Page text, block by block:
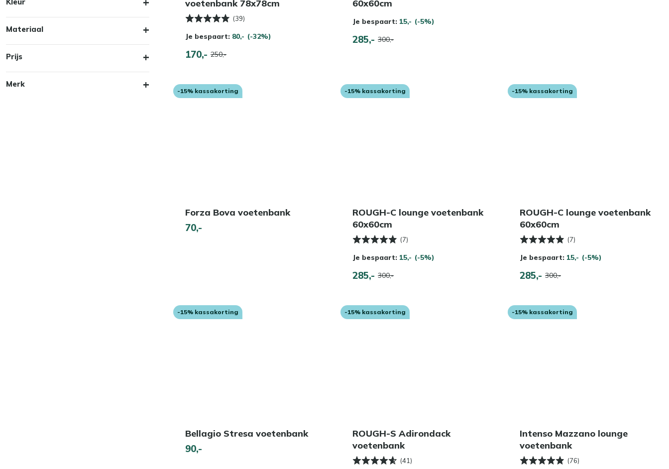
Materiaal
Prijs
Merk
voetenbank 78x78cm
(39)
Je bespaart: 80,- (-32%)
170,- 250,-
60x60cm
Je bespaart: 15,- (-5%)
285,- 300,-
-15% kassakorting
Forza Bova voetenbank
70,-
-15% kassakorting
ROUGH-C lounge voetenbank
60x60cm
(7)
Je bespaart: 15,- (-5%)
285,- 300,-
-15% kassakorting
ROUGH-C lounge voetenbank
60x60cm
(7)
Je bespaart: 15,- (-5%)
285,- 300,-
-15% kassakorting
Bellagio Stresa voetenbank
90,-
-15% kassakorting
ROUGH-S Adirondack
voetenbank
(41)
-15% kassakorting
Intenso Mazzano lounge
voetenbank
(76)